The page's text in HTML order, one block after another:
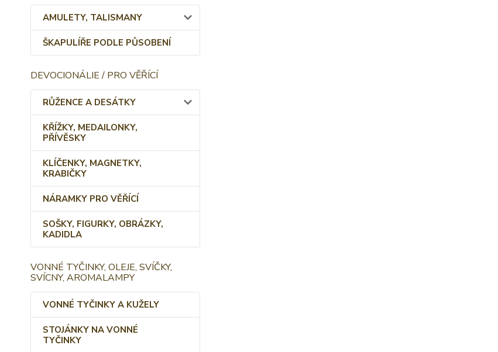
AMULETY, TALISMANY
ŠKAPULÍŘE PODLE PŮSOBENÍ
DEVOCIONÁLIE / PRO VĚŘÍCÍ
RŮŽENCE A DESÁTKY
KŘÍŽKY, MEDAILONKY,
PŘÍVĚSKY
KLÍČENKY, MAGNETKY,
KRABIČKY
NÁRAMKY PRO VĚŘÍCÍ
SOŠKY, FIGURKY, OBRÁZKY,
KADIDLA
VONNÉ TYČINKY, OLEJE, SVÍČKY,
SVÍCNY, AROMALAMPY
VONNÉ TYČINKY A KUŽELY
STOJÁNKY NA VONNÉ
TYČINKY